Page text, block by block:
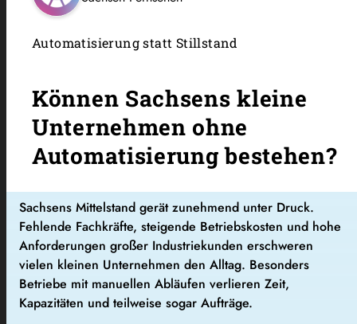
Automatisierung statt Stillstand
Können Sachsens kleine
Unternehmen ohne
Automatisierung bestehen?
Sachsens Mittelstand gerät zunehmend unter Druck.
Fehlende Fachkräfte, steigende Betriebskosten und hohe
Anforderungen großer Industriekunden erschweren
vielen kleinen Unternehmen den Alltag. Besonders
Betriebe mit manuellen Abläufen verlieren Zeit,
Kapazitäten und teilweise sogar Aufträge.